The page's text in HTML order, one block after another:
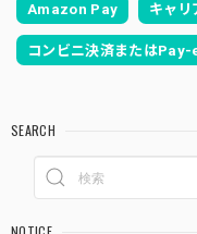
Amazon Pay キャリ
コンビニ決済またはPay-
SEARCH